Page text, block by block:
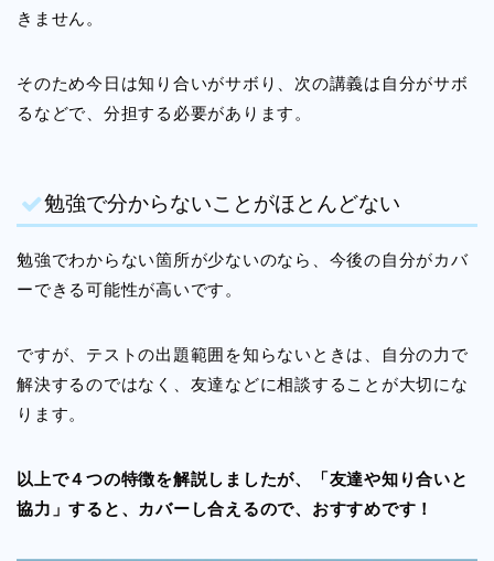
きません。
そのため今日は知り合いがサボり、次の講義は自分がサボ
るなどで、分担する必要があります。
勉強で分からないことがほとんどない
勉強でわからない箇所が少ないのなら、今後の自分がカバ
ーできる可能性が高いです。
ですが、テストの出題範囲を知らないときは、自分の力で
解決するのではなく、友達などに相談することが大切にな
ります。
以上で４つの特徴を解説しましたが、「友達や知り合いと
協力」すると、カバーし合えるので、おすすめです！